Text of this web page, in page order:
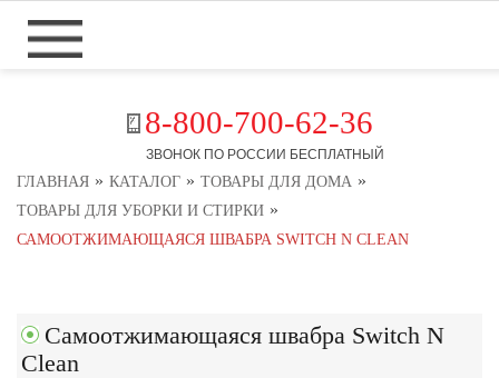
8-800-700-62-36
ЗВОНОК ПО РОССИИ БЕСПЛАТНЫЙ
ГЛАВНАЯ » КАТАЛОГ » ТОВАРЫ ДЛЯ ДОМА »
ТОВАРЫ ДЛЯ УБОРКИ И СТИРКИ »
САМООТЖИМАЮЩАЯСЯ ШВАБРА SWITCH N CLEAN
Самоотжимающаяся швабра Switch N
Clean